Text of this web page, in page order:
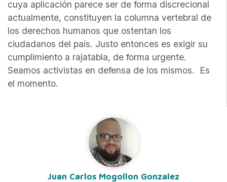
cuya aplicación parece ser de forma discrecional
actualmente, constituyen la columna vertebral de
los derechos humanos que ostentan los
ciudadanos del país. Justo entonces es exigir su
cumplimiento a rajatabla, de forma urgente.
Seamos activistas en defensa de los mismos. Es
el momento.
Juan Carlos Mogollon Gonzalez